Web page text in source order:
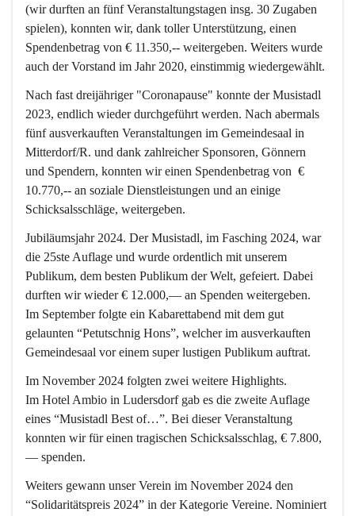
(wir durften an fünf Veranstaltungstagen insg. 30 Zugaben
spielen), konnten wir, dank toller Unterstützung, einen
Spendenbetrag von € 11.350,-- weitergeben. Weiters wurde
auch der Vorstand im Jahr 2020, einstimmig wiedergewählt.
Nach fast dreijähriger "Coronapause" konnte der Musistadl
2023, endlich wieder durchgeführt werden. Nach abermals
fünf ausverkauften Veranstaltungen im Gemeindesaal in
Mitterdorf/R. und dank zahlreicher Sponsoren, Gönnern
und Spendern, konnten wir einen Spendenbetrag von €
10.770,-- an soziale Dienstleistungen und an einige
Schicksalsschläge, weitergeben.
Jubiläumsjahr 2024. Der Musistadl, im Fasching 2024, war
die 25ste Auflage und wurde ordentlich mit unserem
Publikum, dem besten Publikum der Welt, gefeiert. Dabei
durften wir wieder € 12.000,— an Spenden weitergeben.
Im September folgte ein Kabarettabend mit dem gut
gelaunten “Petutschnig Hons”, welcher im ausverkauften
Gemeindesaal vor einem super lustigen Publikum auftrat.
Im November 2024 folgten zwei weitere Highlights.
Im Hotel Ambio in Ludersdorf gab es die zweite Auflage
eines “Musistadl Best of…”. Bei dieser Veranstaltung
konnten wir für einen tragischen Schicksalsschlag, € 7.800,
— spenden.
Weiters gewann unser Verein im November 2024 den
“Solidaritätspreis 2024” in der Kategorie Vereine. Nominiert